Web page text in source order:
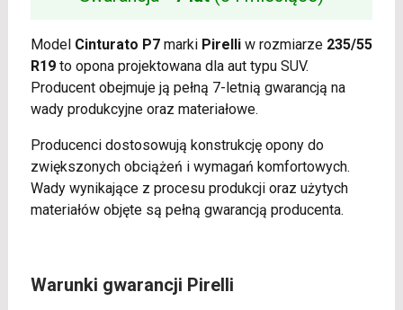
Model Cinturato P7marki Pirelliw rozmiarze 235/55
R19to opona projektowana dla aut typu SUV.
Producent obejmuje ją pełną 7-letnią gwarancją na
wady produkcyjne oraz materiałowe.
Producenci dostosowują konstrukcję opony do
zwiększonych obciążeń i wymagań komfortowych.
Wady wynikające z procesu produkcji oraz użytych
materiałów objęte są pełną gwarancją producenta.
Warunki gwarancji Pirelli